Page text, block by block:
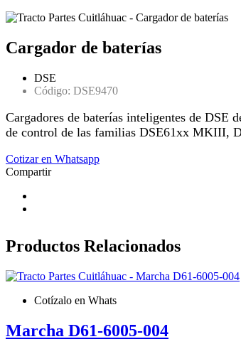
Cargador de baterías
DSE
Código: DSE9470
Cargadores de baterías inteligentes de DSE
de control de las familias DSE61xx MKIII,
Cotizar en Whatsapp
Compartir
Productos Relacionados
Cotízalo en Whats
Marcha D61-6005-004